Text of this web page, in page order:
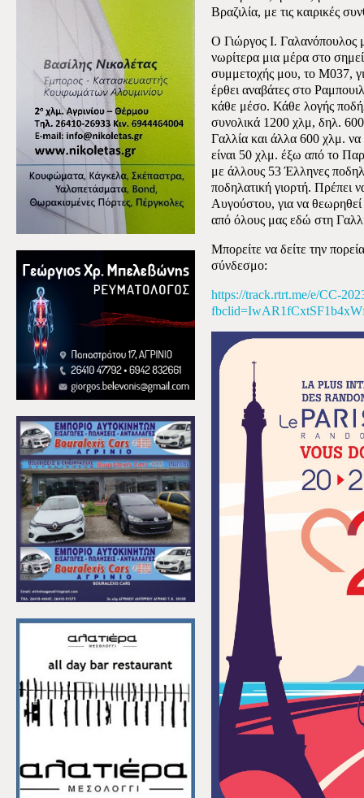
Βραζιλία, με τις καιρικές
Ο Γιώργος Ι. Γαλανόπουλος
νωρίτερα μια μέρα στο
συμμετοχής μου, το Μ037,
έρθει αναβάτες στο
κάθε μέσο. Κάθε λογής
συνολικά 1200 χλμ, δηλ.
Γαλλία και άλλα 600 χλμ.
είναι 50 χλμ. έξω από το
με άλλους 53 Έλληνες
ποδηλατική γιορτή. Πρέπει
Αυγούστου, για να
από όλους μας εδώ στη
Μπορείτε να δείτε την
σύνδεσμο:
https://track.rtrt.me/e/CC-